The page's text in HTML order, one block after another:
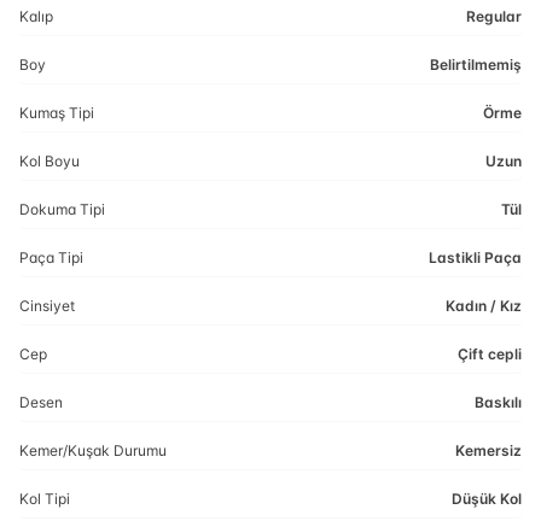
Kalıp Regular
Boy Belirtilmemiş
Kumaş Tipi Örme
Kol Boyu Uzun
Dokuma Tipi Tül
Paça Tipi Lastikli Paça
Cinsiyet Kadın / Kız
Cep Çift cepli
Desen Baskılı
Kemer/Kuşak Durumu Kemersiz
Kol Tipi Düşük Kol